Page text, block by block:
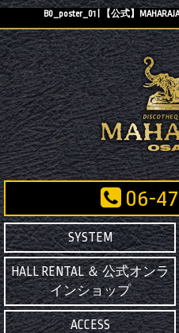
B0_poster_01 | 【公式】
06-
SYSTEM
HALL RENTAL ＆ 公式オンラ
インショップ
ACCESS